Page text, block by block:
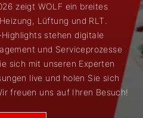
zeigt WOLF ein breites
Lüftung und RLT.
stehen digitale
und Serviceprozesse
sich mit unseren Experten
live und holen Sie sich
freuen uns auf Ihren Besuch!